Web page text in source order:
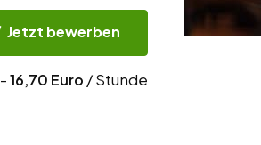
Jetzt bewerben
-16,70 Euro / Stunde